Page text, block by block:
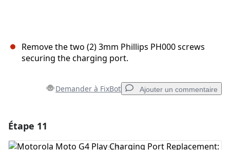
Remove the two (2) 3mm Phillips PH000 screws
securing the charging port.
Demander à FixBot Ajouter un commentaire
Étape 11